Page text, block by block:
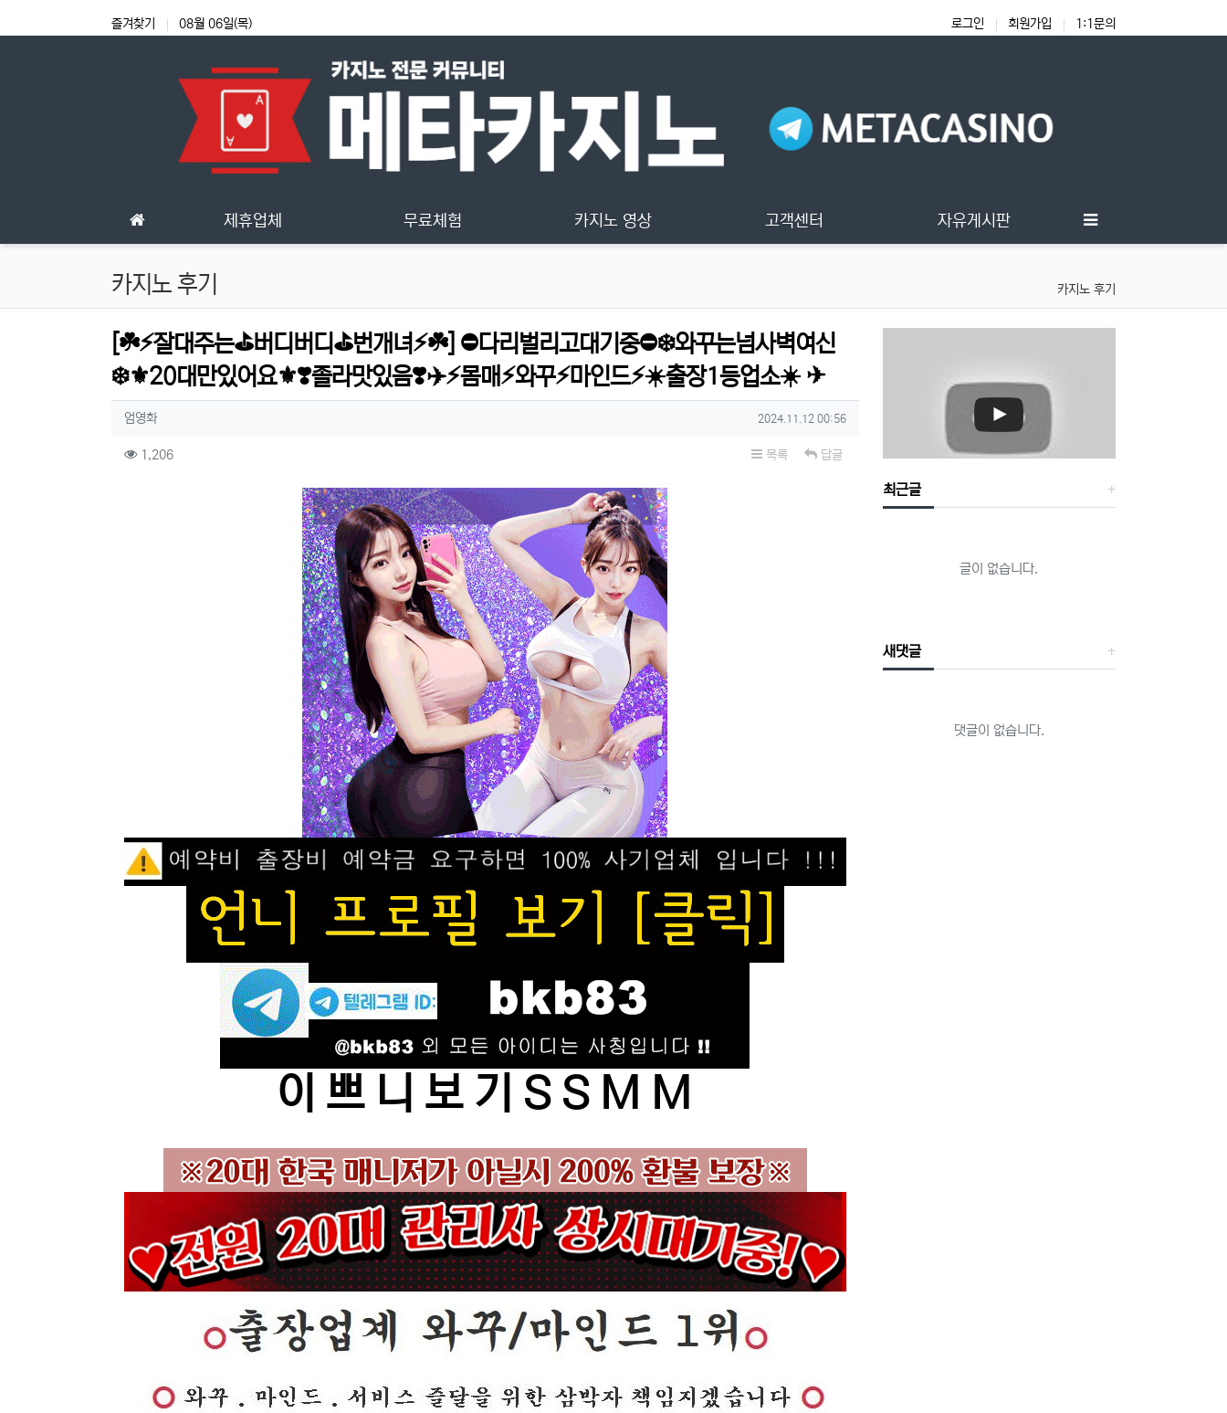
즐겨찾기 08월 06일(목) 로그인 회원가입 1:1문의
제휴업체 무료체험 카지노 영상 고객센터 자유게시판
카지노 후기 카지노 후기
[☘️⚡잘대주는⛳버디버디⛳번개녀⚡☘️] ⛔다리벌리고대기중⛔❄️와꾸는넘사벽여신
❄️⚜️20대만있어요⚜️❣️졸라맛있음❣️✈️⚡몸매⚡와꾸⚡마인드⚡☀️출장1등업소☀️ ✈
작성자 정보
엄영화작성 작성일
2024.11.12 00:56
컨텐츠 정보
1,206조회 목록 답글
이 쁘 니 보 기 S S M M
최근글
글이 없습니다.
새댓글
댓글이 없습니다.